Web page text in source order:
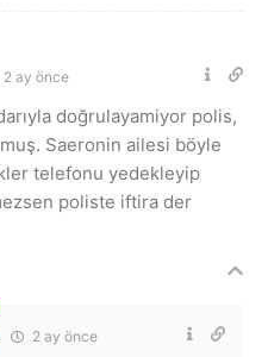
2 ay önce
doğrulayamiyor polis,
Saeronin ailesi böyle
telefonu yedekleyip
poliste iftira der
2 ay önce